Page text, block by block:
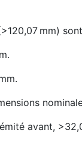
mm)
avant,